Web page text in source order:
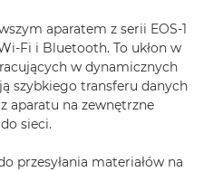
aparatem z serii EOS-1
Fi i Bluetooth. To ukłon w
w dynamicznych
szybkiego transferu danych
aparatu na zewnętrzne
sieci.
przesyłania materiałów na